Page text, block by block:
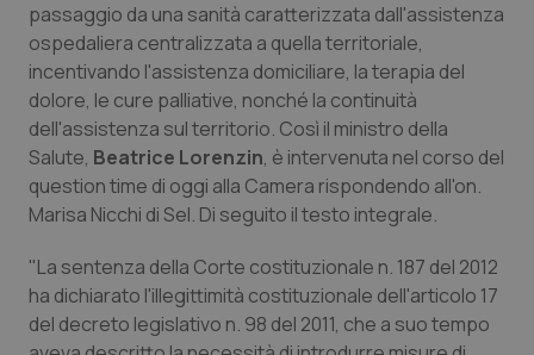
Emilia-Romagna
Friuli Venezia Giulia
Lazio
Liguria
Lombardia
Marche
Colesterolo & coronaropatie
Dermatite Atopica
Diabete & glucometri
Disturbi dell’umore
Dolore
Donna & Salute
passaggio da una sanità caratterizzata dall'assistenza
ospedaliera centralizzata a quella territoriale,
incentivando l'assistenza domiciliare, la terapia del
dolore, le cure palliative, nonché la continuità
dell'assistenza sul territorio. Così il ministro della
Salute, Beatrice Lorenzin, è intervenuta nel corso del
question time di oggi alla Camera rispondendo all'on.
Marisa Nicchi di Sel. Di seguito il testo integrale.
"La sentenza della Corte costituzionale n. 187 del 2012
ha dichiarato l'illegittimità costituzionale dell'articolo 17
del decreto legislativo n. 98 del 2011, che a suo tempo